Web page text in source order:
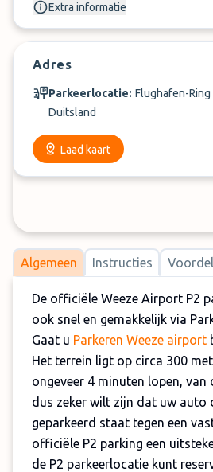
Extra informatie
Adres
Parkeerlocatie: Flughafen-
Duitsland
Laad kaart
Algemeen Instructies
De officiële Weeze Airport P2
ook snel en gemakkelijk via
Gaat u Parkeren Weeze airport
Het terrein ligt op circa 300
ongeveer 4 minuten lopen, van
dus zeker wilt zijn dat uw auto
geparkeerd staat tegen een
officiële P2 parking een
de P2 parkeerlocatie kunt